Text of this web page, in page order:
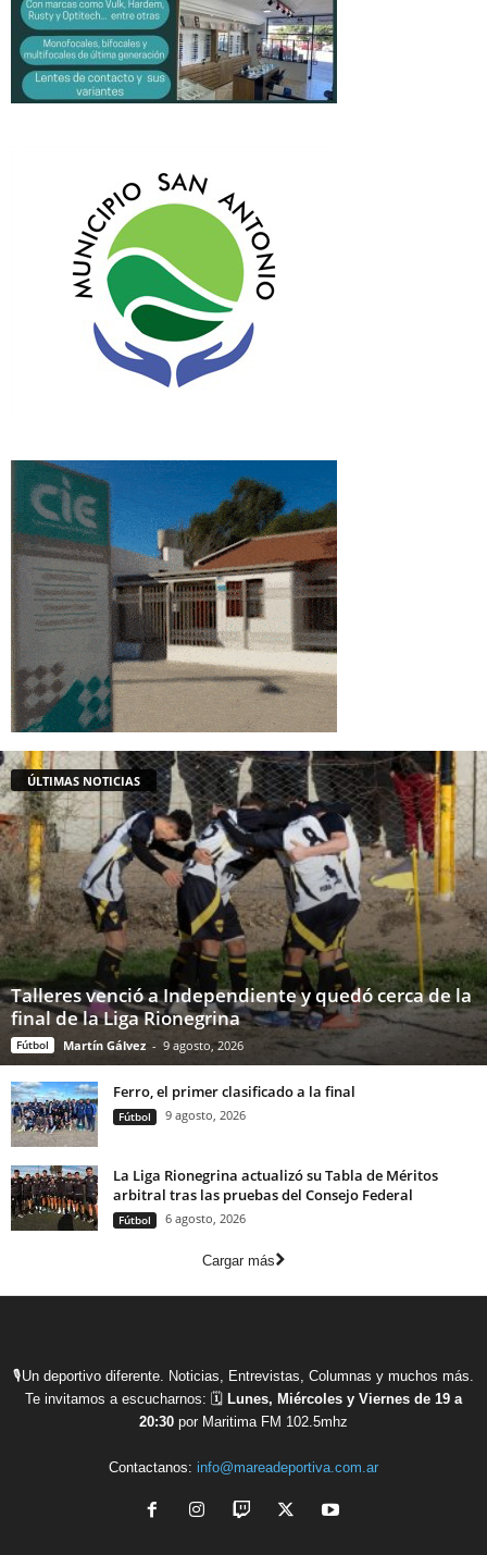
ÚLTIMAS NOTICIAS
Talleres venció a Independiente y quedó cerca de la
final de la Liga Rionegrina
Fútbol Martín Gálvez - 9 agosto, 2026
Ferro, el primer clasificado a la final
Fútbol 9 agosto, 2026
La Liga Rionegrina actualizó su Tabla de Méritos
arbitral tras las pruebas del Consejo Federal
Fútbol 6 agosto, 2026
Cargar más
🎙Un deportivo diferente. Noticias, Entrevistas, Columnas y muchos más.
Te invitamos a escucharnos: 🗓 Lunes, Miércoles y Viernes de 19 a
20:30 por Maritima FM 102.5mhz
Contactanos: info@mareadeportiva.com.ar